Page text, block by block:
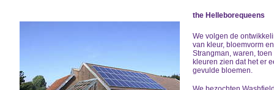
the Helleborequeens
We volgen de
van kleur, bloemvorm
Strangman, waren,
kleuren zien dat het er
gevulde bloemen.